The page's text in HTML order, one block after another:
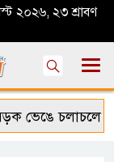
২০২৬, ২৩ শ্রাবণ
ভেঙে চলাচলে